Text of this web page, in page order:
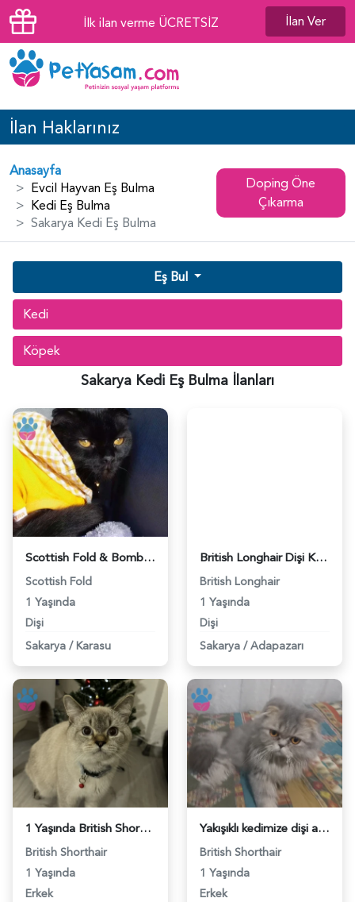
İlk ilan verme ÜCRETSİZ İlan Ver
İlan Haklarınız
Anasayfa
Evcil Hayvan Eş Bulma
Kedi Eş Bulma
Sakarya Kedi Eş Bulma
Doping Öne
Çıkarma
Eş Bul
Kedi
Köpek
Sakarya Kedi Eş Bulma İlanları
Scottish Fold & Bombay Kırması ♡ - 118984513
Scottish Fold
1 Yaşında
Dişi
Sakarya / Karasu
British Longhair Dişi Kedim Eş Arıyor - 118984383
British Longhair
1 Yaşında
Dişi
Sakarya / Adapazarı
1 Yaşında British Shorthair Kedim Eş Arıyor - 118984309
British Shorthair
1 Yaşında
Erkek
Yakışıklı kedimize dişi adayı eş arıyoruz. - 118984207
British Shorthair
1 Yaşında
Erkek